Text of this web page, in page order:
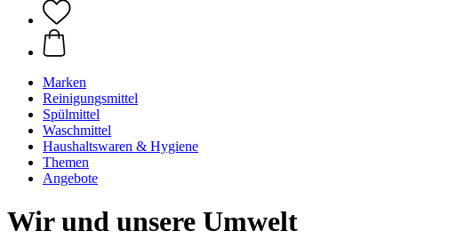
Marken
Reinigungsmittel
Spülmittel
Waschmittel
Haushaltswaren & Hygiene
Themen
Angebote
Wir und unsere Umwelt